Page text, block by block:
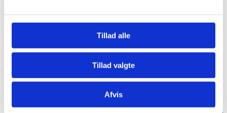
Tillad alle
Tillad valgte
Afvis